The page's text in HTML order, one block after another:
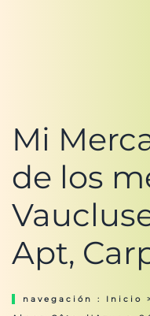
Mi
de los
Apt,
navegación : Inicio